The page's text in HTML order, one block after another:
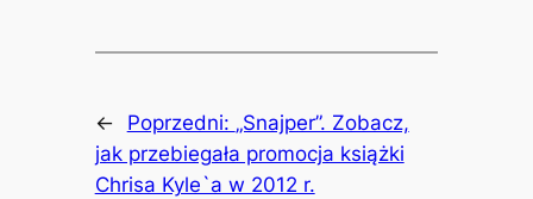
← Poprzedni: „Snajper”. Zobacz,
jak przebiegała promocja książki
Chrisa Kyle`a w 2012 r.